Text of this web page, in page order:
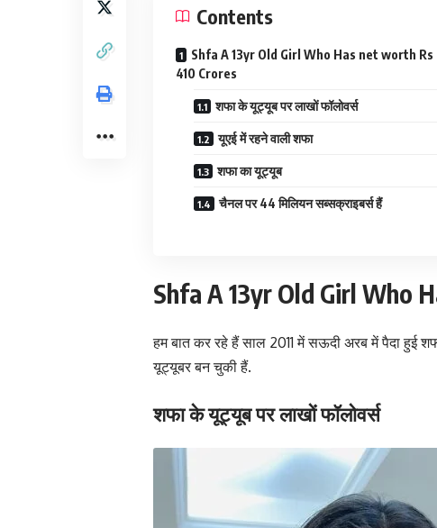
Contents
Shfa A 13yr Old Girl Who Has net worth Rs
410 Crores
शफा के यूट्यूब पर लाखों फॉलोवर्स
यूएई में रहने वाली शफा
शफा का यूट्यूब
चैनल पर 44 मिलियन सब्सक्राइबर्स हैं
Shfa A 13yr Old Girl Who
हम बात कर रहे हैं साल 2011 में सऊदी अरब में पैदा हुई
यूट्यूबर बन चुकी हैं.
शफा के यूट्यूब पर लाखों फॉलोवर्स